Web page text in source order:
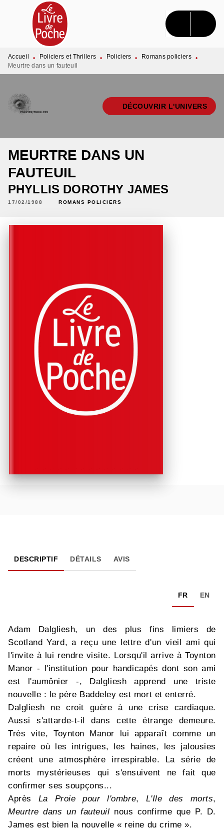
MENU RECHERCHE CONTENU
PIED DE PAGE
Accueil • Policiers et Thrillers • Policiers • Romans policiers •
Meurtre dans un fauteuil
DÉCOUVRIR L'UNIVERS
MEURTRE DANS UN
FAUTEUIL
PHYLLIS DOROTHY JAMES
17/02/1988 ROMANS POLICIERS
DESCRIPTIF DÉTAILS AVIS
FR EN
Adam Dalgliesh, un des plus fins limiers de
Scotland Yard, a reçu une lettre d'un vieil ami qui
l'invite à lui rendre visite. Lorsqu'il arrive à Toynton
Manor - l'institution pour handicapés dont son ami
est l'aumônier -, Dalgliesh apprend une triste
nouvelle : le père Baddeley est mort et enterré.
Dalgliesh ne croit guère à une crise cardiaque.
Aussi s'attarde-t-il dans cette étrange demeure.
Très vite, Toynton Manor lui apparaît comme un
repaire où les intrigues, les haines, les jalousies
créent une atmosphère irrespirable. La série de
morts mystérieuses qui s'ensuivent ne fait que
confirmer ses soupçons...
Après La Proie pour l'ombre, L'Ile des morts,
Meurtre dans un fauteuil nous confirme que P. D.
James est bien la nouvelle « reine du crime ».